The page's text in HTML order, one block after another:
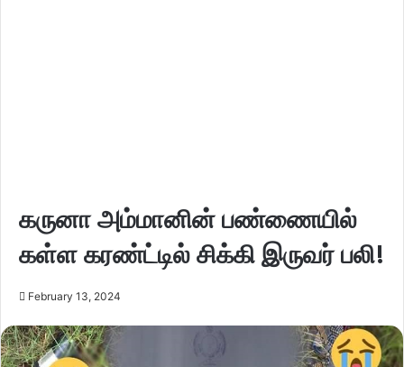
கருனா அம்மானின் பண்ணையில்
கள்ள கரண்ட்டில் சிக்கி இருவர் பலி!
February 13, 2024